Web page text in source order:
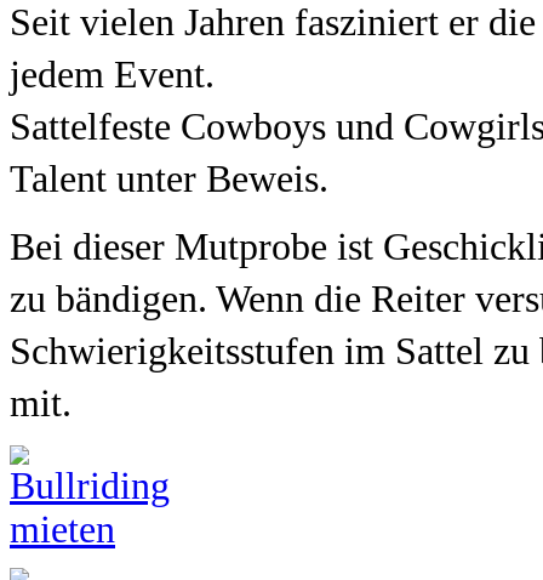
Seit vielen Jahren fasziniert er
jedem Event.
Sattelfeste Cowboys und
Talent unter Beweis.
Bei dieser Mutprobe ist
zu bändigen. Wenn die Reiter
Schwierigkeitsstufen im Sattel zu
mit.